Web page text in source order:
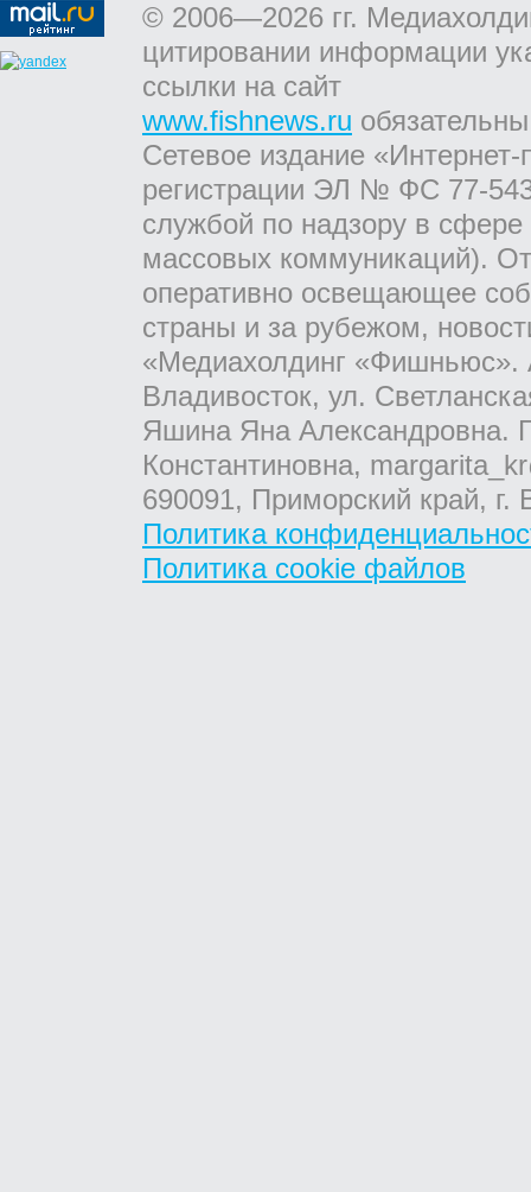
© 2006—2026 гг.
цитировании информации
ссылки на сайт
www.fishnews.ru
Сетевое издание
регистрации ЭЛ № ФС 77-
службой по надзору в
массовых коммуникаций).
оперативно освещающее
страны и за рубежом,
«Медиахолдинг «Фишньюс».
Владивосток, ул.
Яшина Яна Александровна.
Константиновна,
690091, Приморский край,
Политика
Политика cookie файлов